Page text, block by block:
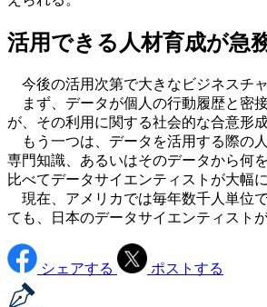
活用できる人材育成が急
今後の活用次第で大きなビジネスチ
まず、データが個人の行動履歴と密
が、その利用に関する社会的な合意形
もう一つは、データを活用する際の
専門知識、あるいはそのデータから何
比べてデータサイエンティストが大幅
現在、アメリカでは毎年数千人単位
ても、日本のデータサイエンティスト
シェアする ポストする